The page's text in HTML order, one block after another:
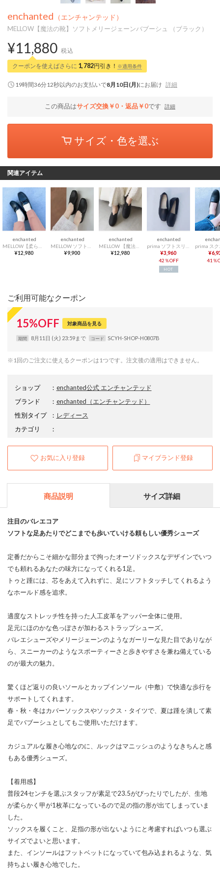
enchanted （エンチャンテッド）
MELLOW【魔法の靴】ソフトメリージェーンバブーシュ （ブラック）
¥11,880 税込
クーポンを使えばさらに 1,782円引き！ ※適用条件
19時間36分11秒以内のお支払いで8月10日(月)にお届け 詳細
この商品はサイズ交換￥0・返品￥0です 詳細
サイズ・色を選ぶ
関連アイテム
enchanted
¥12,980
enchanted
¥9,900
enchanted
¥12,980
enchanted
¥3,960
42％OFF
HOT
41％
ご利用可能なクーポン
15%OFF 対象商品を見る
期間 8月11日 (火) 23:59まで コード SCYH-SHOP-H0807B
※1回のご注文に使えるクーポンは1つです。注文後の適用はできません。
ショップ ： enchanted公式 エンチャンテッド
ブランド
： enchanted （エンチャンテッド）
性別タイプ
： レディース
カテゴリ
：
お気に入り登録 マイブランド登録
商品説明 サイズ詳細
注目のバレエコア
ソフトな足あたりでどこまでも歩いていける頼もしい優秀シューズ
定番だからこそ細かな部分まで拘ったオーソドックスなデザインでいつ
でも頼れるあなたの味方になってくれる1足。
トゥと踵には、芯をあえて入れずに、足にソフトタッチしてくれるよう
なホールド感を追求。
適度なストレッチ性を持った人工皮革をアッパー全体に使用。
足元にほのかな色っぽさが加わるストラップシューズ。
バレエシューズやメリージェーンのようなガーリーな見た目でありなが
ら、スニーカーのようなスポーティーさと歩きやすさを兼ね備えている
のが最大の魅力。
驚くほど返りの良いソールとカップインソール（中敷）で快適な歩行を
サポートしてくれます。
春・秋・冬はカバーソックスやソックス・タイツで、夏は踵を潰して素
足でバブーシュとしてもご使用いただけます。
カジュアルな履き心地なのに、ルックはマニッシュのようなきちんと感
もある優秀シューズ。
【着用感】
普段24センチを選ぶスタッフが素足で23.5がぴったりでしたが、生地
が柔らかく甲が1枚革になっているので足の指の形が出てしまっていま
した。
ソックスを履くこと、足指の形が出ないようにと考慮すればいつも選ぶ
サイズでよいと思います。
また、インソールはフットベットになっていて包み込まれるような、気
持ちよい履き心地でした。